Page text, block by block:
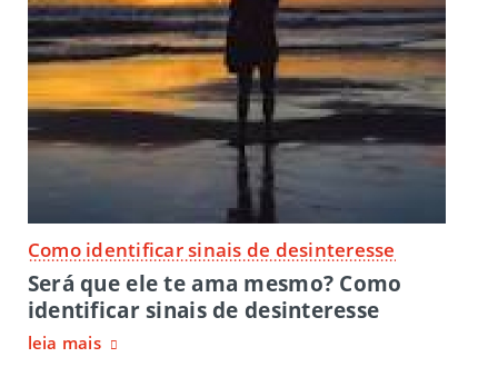
Como identificar sinais de desinteresse
Será que ele te ama mesmo? Como
identificar sinais de desinteresse
leia mais